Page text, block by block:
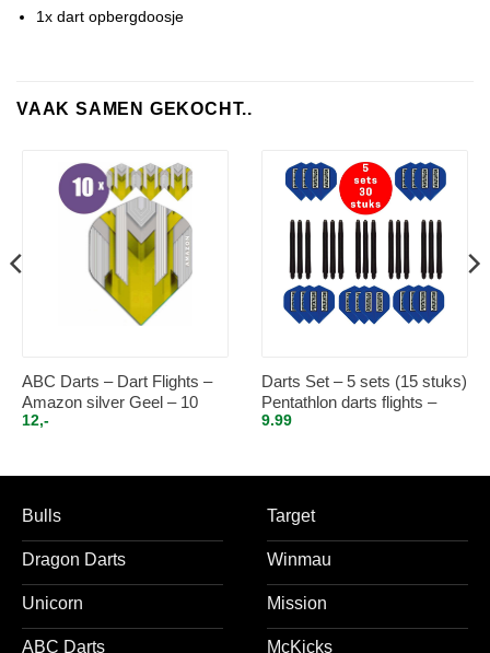
1x dart opbergdoosje
VAAK SAMEN GEKOCHT..
ABC Darts – Dart Flights –
Amazon silver Geel – 10
sets (30 st.)
12,-
Darts Set – 5 sets (15 stuks)
Pentathlon darts flights –
super stevig – blauw – incl. 5
9.99
Bulls
Dragon Darts
Unicorn
ABC Darts
Target
Winmau
Mission
McKicks